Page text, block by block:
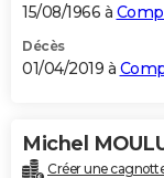
S'inscrire
Se connecter
Lycées
Collèges
Primaires
Universités
Entreprises
Service militaire
Avis de recherche
AVIS DE DÉCÈS
Bricolage
Lifestyle
Culture
Sport
Auto
Television
Voyage
Cinema
15/08/1966 à
Décès
01/04/2019 à
Michel
Créer une